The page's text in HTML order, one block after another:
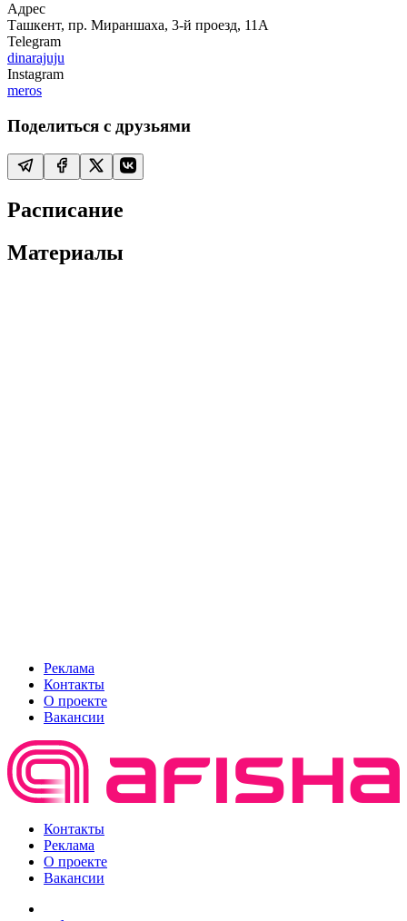
Адрес
Ташкент, пр. Мираншаха, 3-й проезд, 11А
Telegram
dinarajuju
Instagram
meros
Поделиться с друзьями
Расписание
Материалы
Реклама
Контакты
О проекте
Вакансии
Контакты
Реклама
О проекте
Вакансии